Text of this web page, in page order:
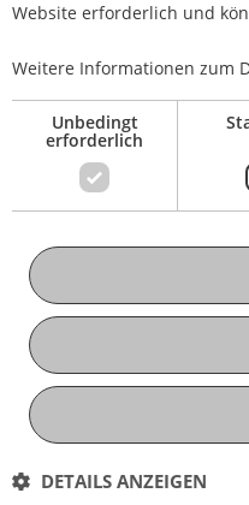
und
ein.
mit BBQ:
Sie an einem dieser
Website erforderlich und
Weitere Informationen zum
Unbedingt
erforderlich
DETAILS ANZEIGEN